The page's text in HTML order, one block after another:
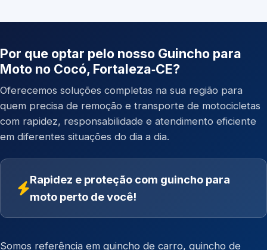
Por que optar pelo nosso Guincho para
Moto no Cocó, Fortaleza‑CE?
Oferecemos soluções completas na sua região para
quem precisa de remoção e transporte de motocicletas
com rapidez, responsabilidade e atendimento eficiente
em diferentes situações do dia a dia.
Rapidez e proteção com guincho para
moto perto de você!
Somos referência em guincho de carro, guincho de